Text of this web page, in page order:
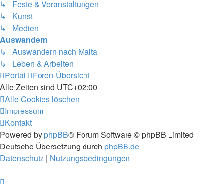
↳ Feste & Veranstaltungen
↳ Kunst
↳ Medien
Auswandern
↳ Auswandern nach Malta
↳ Leben & Arbeiten
Portal
Foren-Übersicht
Alle Zeiten sind UTC+02:00
Alle Cookies löschen
Impressum
Kontakt
Powered by phpBB® Forum Software © phpBB Limited
Deutsche Übersetzung durch phpBB.de
Datenschutz | Nutzungsbedingungen